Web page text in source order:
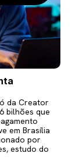
da Creator
bilhões que
em Brasília
por
estudo do